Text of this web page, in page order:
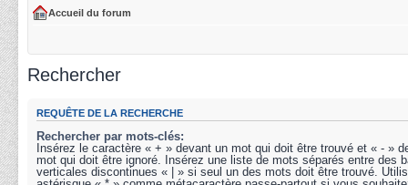
Accueil du forum
Rechercher
REQUÊTE DE LA RECHERCHE
Rechercher par mots-clés:
Insérez le caractère « + » devant un mot qui doit être trouvé et « - »
mot qui doit être ignoré. Insérez une liste de mots séparés entre des
verticales discontinues « | » si seul un des mots doit être trouvé.